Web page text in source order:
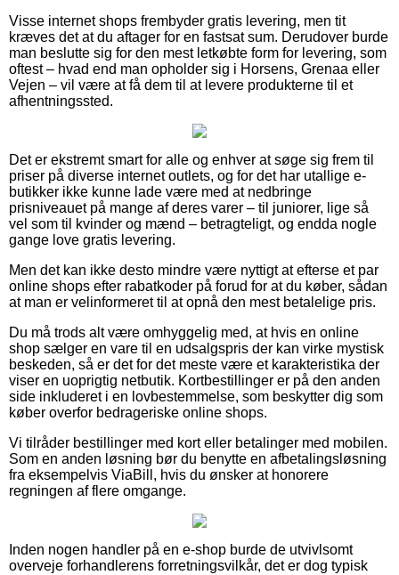
Visse internet shops frembyder gratis levering, men tit
kræves det at du aftager for en fastsat sum. Derudover burde
man beslutte sig for den mest letkøbte form for levering, som
oftest – hvad end man opholder sig i Horsens, Grenaa eller
Vejen – vil være at få dem til at levere produkterne til et
afhentningssted.
Det er ekstremt smart for alle og enhver at søge sig frem til
priser på diverse internet outlets, og for det har utallige e-
butikker ikke kunne lade være med at nedbringe
prisniveauet på mange af deres varer – til juniorer, lige så
vel som til kvinder og mænd – betragteligt, og endda nogle
gange love gratis levering.
Men det kan ikke desto mindre være nyttigt at efterse et par
online shops efter rabatkoder på forud for at du køber, sådan
at man er velinformeret til at opnå den mest betalelige pris.
Du må trods alt være omhyggelig med, at hvis en online
shop sælger en vare til en udsalgspris der kan virke mystisk
beskeden, så er det for det meste være et karakteristika der
viser en uoprigtig netbutik. Kortbestillinger er på den anden
side inkluderet i en lovbestemmelse, som beskytter dig som
køber overfor bedrageriske online shops.
Vi tilråder bestillinger med kort eller betalinger med mobilen.
Som en anden løsning bør du benytte en afbetalingsløsning
fra eksempelvis ViaBill, hvis du ønsker at honorere
regningen af flere omgange.
Inden nogen handler på en e-shop burde de utvivlsomt
overveje forhandlerens forretningsvilkår, det er dog typisk